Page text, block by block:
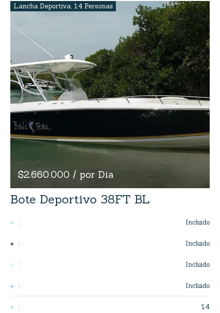
Lancha Deportiva, 14 Personas
$2.660.000 / por Dia
Bote Deportivo 38FT BL
: Incluido
: Incluido
: Incluido
: Incluido
: 14